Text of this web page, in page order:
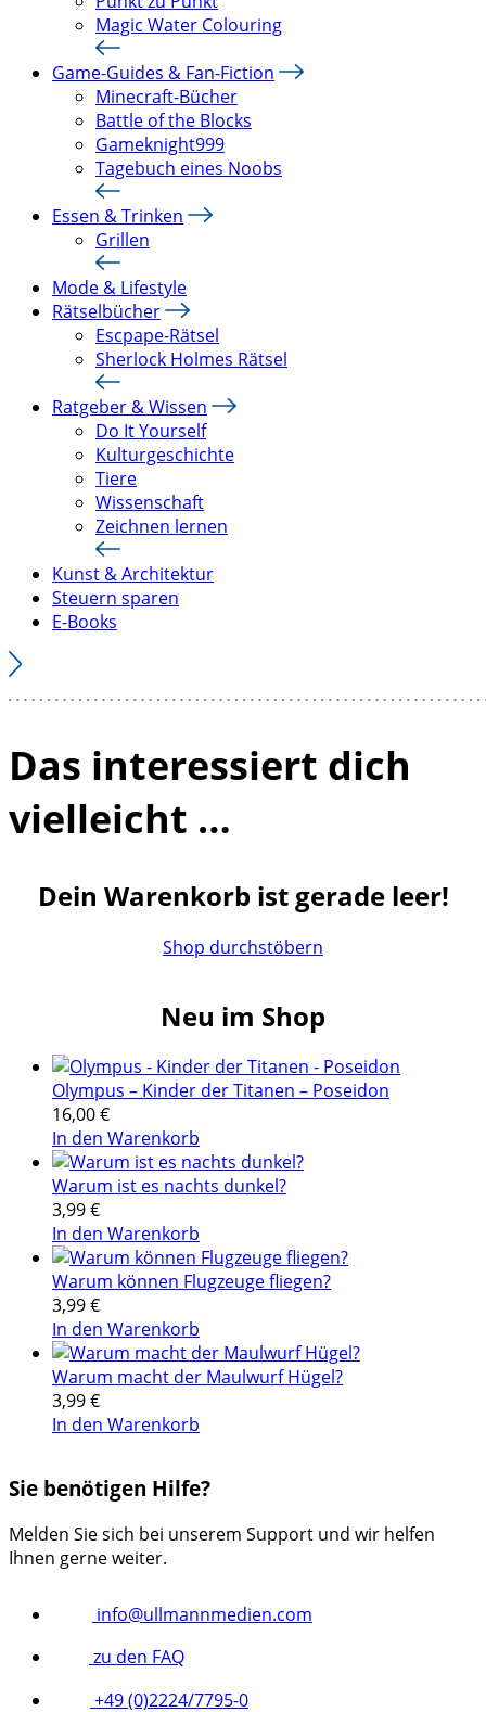
Magic Water Colouring
Game-Guides & Fan-Fiction
Minecraft-Bücher
Battle of the Blocks
Gameknight999
Tagebuch eines Noobs
Essen & Trinken
Grillen
Mode & Lifestyle
Rätselbücher
Escpape-Rätsel
Sherlock Holmes Rätsel
Ratgeber & Wissen
Do It Yourself
Kulturgeschichte
Tiere
Wissenschaft
Zeichnen lernen
Kunst & Architektur
Steuern sparen
E-Books
Das interessiert dich
vielleicht …
Dein Warenkorb ist gerade leer!
Shop durchstöbern
Neu im Shop
Olympus – Kinder der Titanen – Poseidon
16,00€
In den Warenkorb
Warum ist es nachts dunkel?
3,99€
In den Warenkorb
Warum können Flugzeuge fliegen?
3,99€
In den Warenkorb
Warum macht der Maulwurf Hügel?
3,99€
In den Warenkorb
Sie benötigen Hilfe?
Melden Sie sich bei unserem Support und wir helfen
Ihnen gerne weiter.
info@ullmannmedien.com
zu den FAQ
+49 (0)2224/7795-0